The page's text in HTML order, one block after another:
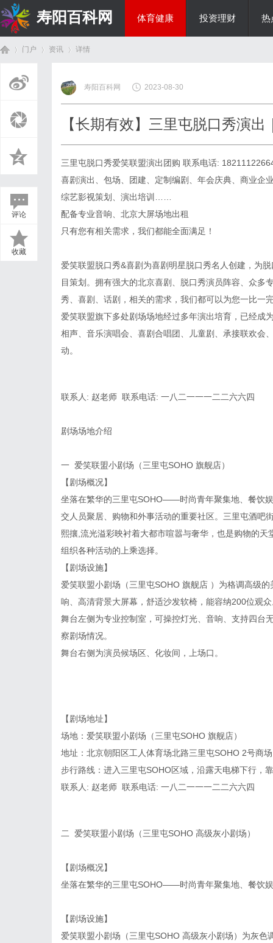
寿阳百科网 体育健康 投资理财 热
门户 资讯
›
详情
评论
收藏
寿阳百科网 2023-08-30
【长期有效】三里屯脱口秀演
三里屯脱口秀爱笑联盟演出团购 联系电话:
喜剧演出、包场、团建、定制编剧、年会庆典、商业企
综艺影视策划、演出培训……
配备专业音响、北京大屏场地出租
只有您有相关需求，我们都能全面满足！
爱笑联盟脱口秀&喜剧为喜剧明星脱口秀名人创建，为
目策划。拥有强大的北京喜剧、脱口秀演员阵容、众多
秀、喜剧、话剧，相关的需求，我们都可以为您一比一
爱笑联盟旗下多处剧场场地经过多年演出培育，已经成
相声、音乐演唱会、喜剧合唱团、儿童剧、承接联欢会
动。
联系人: 赵老师 联系电话: 一八二一一一二二六六四
剧场场地介绍
一 爱笑联盟小剧场（三里屯SOHO 旗舰店）
【剧场概况】
坐落在繁华的三里屯SOHO——时尚青年聚集地、餐饮
交人员聚居、购物和外事活动的重要社区。三里屯酒吧
熙攘,流光溢彩映衬着大都市喧嚣与奢华，也是购物的
组织各种活动的上乘选择。
【剧场设施】
爱笑联盟小剧场（三里屯SOHO 旗舰店 ）为格调高级
响、高清背景大屏幕，舒适沙发软椅，能容纳200位观
舞台左侧为专业控制室，可操控灯光、音响、支持四台
察剧场情况。
舞台右侧为演员候场区、化妆间，上场口。
【剧场地址】
场地：爱笑联盟小剧场（三里屯SOHO 旗舰店）
地址：北京朝阳区工人体育场北路三里屯SOHO 2号商
步行路线：进入三里屯SOHO区域，沿露天电梯下行，
联系人: 赵老师 联系电话: 一八二一一一二二六六四
二 爱笑联盟小剧场（三里屯SOHO 高级灰小剧场）
【剧场概况】
坐落在繁华的三里屯SOHO——时尚青年聚集地、餐饮
【剧场设施】
爱笑联盟小剧场（三里屯SOHO 高级灰小剧场）为灰